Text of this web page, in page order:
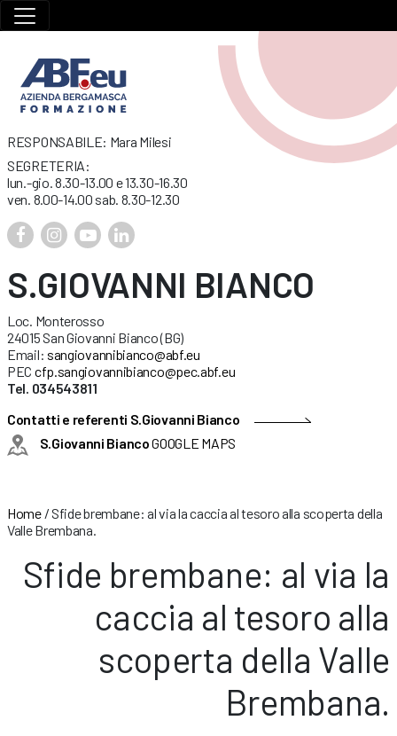
RESPONSABILE: Mara Milesi
SEGRETERIA:
lun.-gio. 8.30-13.00 e 13.30-16.30
ven. 8.00-14.00 sab. 8.30-12.30
S.GIOVANNI BIANCO
Loc. Monterosso
24015 San Giovanni Bianco (BG)
Email: sangiovannibianco@abf.eu
PEC cfp.sangiovannibianco@pec.abf.eu
Tel. 034543811
Contatti e referenti S.Giovanni Bianco
S.Giovanni BiancoGOOGLE MAPS
Home/ Sfide brembane: al via la caccia al tesoro alla scoperta della
Valle Brembana.
Sfide brembane: al via la
caccia al tesoro alla
scoperta della Valle
Brembana.